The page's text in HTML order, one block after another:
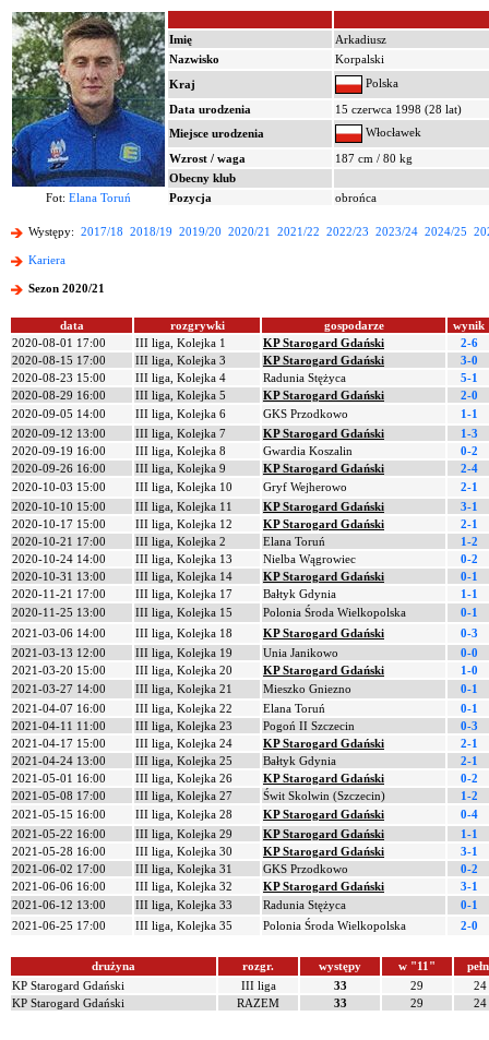
Imię
Arkadiusz
Nazwisko
Korpalski
Kraj
Polska
Data urodzenia
15 czerwca 1998 (28 lat)
Miejsce urodzenia
Włocławek
Wzrost / waga
187 cm / 80 kg
Obecny klub
Fot: Elana Toruń Pozycja obrońca
Występy: 2017/18 2018/19 2019/20 2020/21 2021/22 2022/23 2023/24 2024/25
Kariera
Sezon 2020/21
data rozgrywki gospodarze
wynik
2020-08-01 17:00
III liga, Kolejka 1 KP Starogard Gdański
2-6
2020-08-15 17:00
III liga, Kolejka 3 KP Starogard Gdański
3-0
2020-08-23 15:00
III liga, Kolejka 4 Radunia Stężyca
5-1
2020-08-29 16:00
III liga, Kolejka 5 KP Starogard Gdański
2-0
2020-09-05 14:00
III liga, Kolejka 6 GKS Przodkowo
1-1
2020-09-12 13:00
III liga, Kolejka 7 KP Starogard Gdański
1-3
2020-09-19 16:00
III liga, Kolejka 8 Gwardia Koszalin
0-2
2020-09-26 16:00
III liga, Kolejka 9 KP Starogard Gdański
2-4
2020-10-03 15:00
III liga, Kolejka 10 Gryf Wejherowo
2-1
2020-10-10 15:00
III liga, Kolejka 11 KP Starogard Gdański
3-1
2020-10-17 15:00
III liga, Kolejka 12 KP Starogard Gdański
2-1
2020-10-21 17:00
III liga, Kolejka 2 Elana Toruń
1-2
2020-10-24 14:00
III liga, Kolejka 13 Nielba Wągrowiec
0-2
2020-10-31 13:00
III liga, Kolejka 14 KP Starogard Gdański
0-1
2020-11-21 17:00
III liga, Kolejka 17 Bałtyk Gdynia
1-1
2020-11-25 13:00
III liga, Kolejka 15 Polonia Środa Wielkopolska
0-1
2021-03-06 14:00
III liga, Kolejka 18 KP Starogard Gdański
0-3
2021-03-13 12:00
III liga, Kolejka 19 Unia Janikowo
0-0
2021-03-20 15:00
III liga, Kolejka 20 KP Starogard Gdański
1-0
2021-03-27 14:00
III liga, Kolejka 21 Mieszko Gniezno
0-1
2021-04-07 16:00
III liga, Kolejka 22 Elana Toruń
0-1
2021-04-11 11:00
III liga, Kolejka 23 Pogoń II Szczecin
0-3
2021-04-17 15:00
III liga, Kolejka 24 KP Starogard Gdański
2-1
2021-04-24 13:00
III liga, Kolejka 25 Bałtyk Gdynia
2-1
2021-05-01 16:00
III liga, Kolejka 26 KP Starogard Gdański
0-2
2021-05-08 17:00
III liga, Kolejka 27 Świt Skolwin (Szczecin)
1-2
2021-05-15 16:00
III liga, Kolejka 28 KP Starogard Gdański
0-4
2021-05-22 16:00
III liga, Kolejka 29 KP Starogard Gdański
1-1
2021-05-28 16:00
III liga, Kolejka 30 KP Starogard Gdański
3-1
2021-06-02 17:00
III liga, Kolejka 31 GKS Przodkowo
0-2
2021-06-06 16:00
III liga, Kolejka 32 KP Starogard Gdański
3-1
2021-06-12 13:00
III liga, Kolejka 33 Radunia Stężyca
0-1
2021-06-25 17:00
III liga, Kolejka 35 Polonia Środa Wielkopolska 2-0
drużyna rozgr. występy w "11"
KP Starogard Gdański
III liga 33 29
24
KP Starogard Gdański
RAZEM 33 29 24